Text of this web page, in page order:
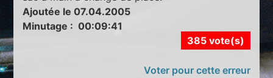
Ajoutée le 07.04.2005
Minutage : 00:09:41
385 vote(s)
Voter pour cette erreur